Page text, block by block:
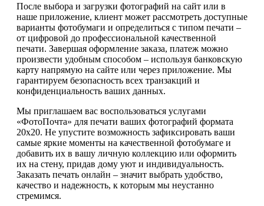
После выбора и загрузки фотографий на сайт или в
наше приложение, клиент может рассмотреть доступные
варианты фотобумаги и определиться с типом печати –
от цифровой до профессиональной качественной
печати. Завершая оформление заказа, платеж можно
произвести удобным способом – используя банковскую
карту напрямую на сайте или через приложение. Мы
гарантируем безопасность всех транзакций и
конфиденциальность ваших данных.
Мы приглашаем вас воспользоваться услугами
«ФотоПочта» для печати ваших фотографий формата
20х20. Не упустите возможность зафиксировать ваши
самые яркие моменты на качественной фотобумаге и
добавить их в вашу личную коллекцию или оформить
их на стену, придав дому уют и индивидуальность.
Заказать печать онлайн – значит выбрать удобство,
качество и надежность, к которым мы неустанно
стремимся.